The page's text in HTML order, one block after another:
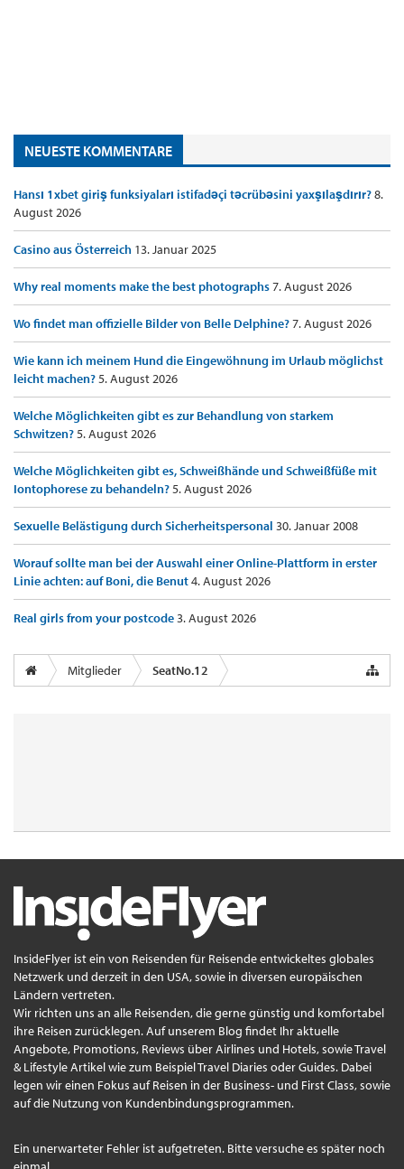
NEUESTE KOMMENTARE
Hansı 1xbet giriş funksiyaları istifadəçi təcrübəsini yaxşılaşdırır?8.
August 2026
Casino aus Österreich 13. Januar 2025
Why real moments make the best photographs7. August 2026
Wo findet man offizielle Bilder von Belle Delphine?7. August 2026
Wie kann ich meinem Hund die Eingewöhnung im Urlaub möglichst
leicht machen?5. August 2026
Welche Möglichkeiten gibt es zur Behandlung von starkem
Schwitzen?5. August 2026
Welche Möglichkeiten gibt es, Schweißhände und Schweißfüße mit
Iontophorese zu behandeln?5. August 2026
Sexuelle Belästigung durch Sicherheitspersonal 30. Januar 2008
Worauf sollte man bei der Auswahl einer Online-Plattform in erster
Linie achten: auf Boni, die Benut4. August 2026
Real girls from your postcode3. August 2026
Mitglieder SeatNo.12
InsideFlyer ist ein von Reisenden für Reisende entwickeltes globales
Netzwerk und derzeit in den USA, sowie in diversen europäischen
Ländern vertreten.
Wir richten uns an alle Reisenden, die gerne günstig und komfortabel
ihre Reisen zurücklegen. Auf unserem Blog findet Ihr aktuelle
Angebote, Promotions, Reviews über Airlines und Hotels, sowie Travel
& Lifestyle Artikel wie zum Beispiel Travel Diaries oder Guides. Dabei
legen wir einen Fokus auf Reisen in der Business- und First Class, sowie
auf die Nutzung von Kundenbindungsprogrammen.
Ein unerwarteter Fehler ist aufgetreten. Bitte versuche es später noch